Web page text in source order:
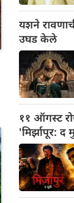
यशने
उघड केले
११ ऑगस्ट
'मिर्झापूर: द
करणार